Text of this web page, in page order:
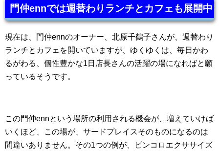
門仲ennでは週替わりランチとカフェも展開中
現在は、門仲ennのオーナー、北原千鶴子さんが、週替わり
ランチとカフェを開いていますが、ゆくゆくは、毎日かわ
るがわる、個性豊かな1日店長さんの活躍の場になればと願
っているそうです。
この門仲ennという場所の利用される機会が、増えていけば
いくほど、この場が、サードプレイスそのものになるのは
間違いありません。その1つの例が、ピンコロエクササイズ